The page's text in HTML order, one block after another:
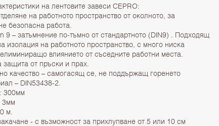
на лентовите завеси CEPRO:
на работното пространство от околното, за
безопасна работа.
9 – затъмнение по-тъмно от стандартното (DIN9) . Подходящ
изолация на работното пространство, с много ниска
влиянието от съседните работни места.
защита от пръски и прах.
качество – самогасящ се, не поддържащ горенето
– DIN53438-2.
300мм
3мм
м.
- с възможност за прихлупване от 5 или 10 см